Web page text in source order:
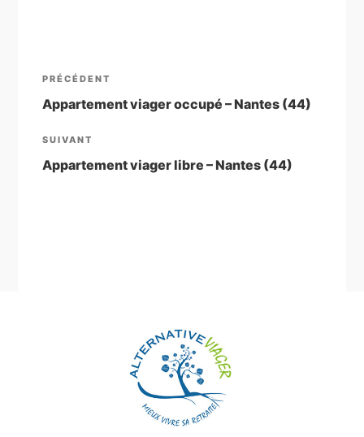
Navigation
de
l’article
Article
précédent
PRÉCÉDENT
Appartement viager occupé – Nantes (44)
Article
suivant
SUIVANT
Appartement viager libre – Nantes (44)